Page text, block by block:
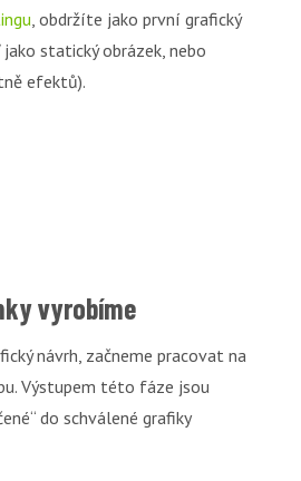
, obdržíte jako první grafický
statický obrázek, nebo
efektů).
vyrobíme
návrh, začneme pracovat na
Výstupem této fáze jsou
do schválené grafiky